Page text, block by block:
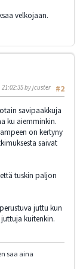
velkojaan.
#2
21:02:35 by jcuster
savipaakkuja
ku aiemminkin.
on kertyny
saivat
tuskin paljon
juttu kun
kuitenkin.
saa aina